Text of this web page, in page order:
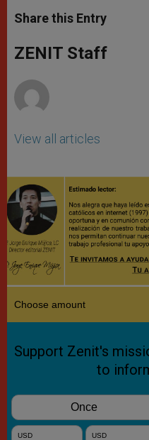
t
s
p
p
s
e
g
e
e
b
o
k
Share this Entry
ZENIT Staff
View all articles